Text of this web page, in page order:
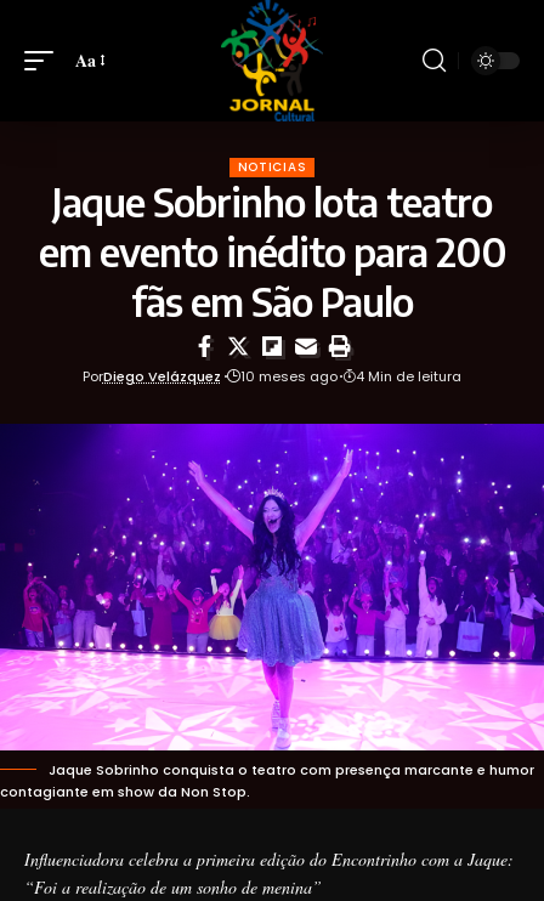
Aa
NOTICIAS
Jaque Sobrinho lota teatro
em evento inédito para 200
fãs em São Paulo
PorDiego Velázquez 10 meses ago 4 Min de leitura
Jaque Sobrinho conquista o teatro com presença marcante e humor
contagiante em show da Non Stop.
Influenciadora celebra a primeira edição do Encontrinho com a Jaque:
“Foi a realização de um sonho de menina”